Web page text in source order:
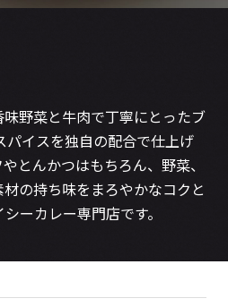
野菜と牛肉で丁寧にとったブ
パイスを独自の配合で仕上げ
とんかつはもちろん、野菜、
の持ち味をまろやかなコクと
ーカレー専門店です。